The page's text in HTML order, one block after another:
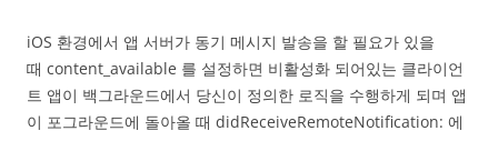
iOS 환경에서 앱 서버가 동기 메시지 발송을 할 필요가 있을
때 content_available 를 설정하면 비활성화 되어있는 클라이언
트 앱이 백그라운드에서 당신이 정의한 로직을 수행하게 되며 앱
이 포그라운드에 돌아올 때 didReceiveRemoteNotification: 에